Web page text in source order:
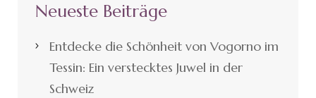
Neueste Beiträge
Entdecke die Schönheit von Vogorno im
Tessin: Ein verstecktes Juwel in der
Schweiz